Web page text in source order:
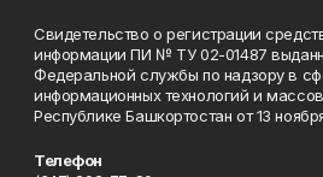
Свидетельство о регистрации
информации ПИ № ТУ 02-01487
Федеральной службы по надзору в
информационных технологий и
Республике Башкортостан от 13
Телефон